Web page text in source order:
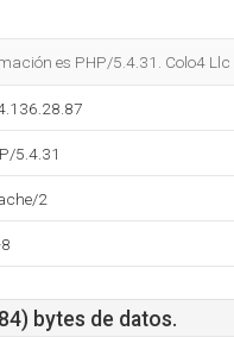
es PHP/5.4.31. Colo4
5.4.31
2
bytes de datos.